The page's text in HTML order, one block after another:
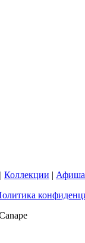
| Коллекции | Афиша